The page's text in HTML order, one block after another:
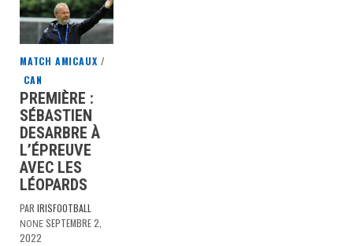
MATCH AMICAUX /
CAN
PREMIÈRE :
SÉBASTIEN
DESARBRE À
L’ÉPREUVE
AVEC LES
LÉOPARDS
PAR IRISFOOTBALL
NONE SEPTEMBRE 2,
2022